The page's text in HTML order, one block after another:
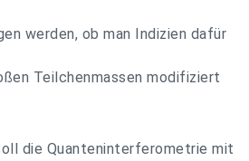
werden, ob man Indizien dafür
Teilchenmassen modifiziert
die Quanteninterferometrie mit